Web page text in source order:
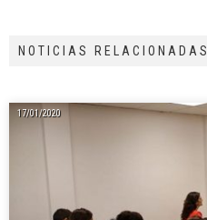
NOTICIAS RELACIONADAS
17/01/2020